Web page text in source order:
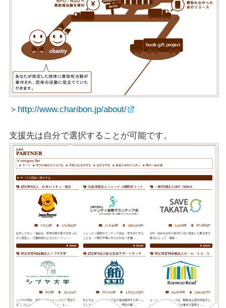
＞ http://www.charibon.jp/about/
支援先は自分で選択することが可能です。